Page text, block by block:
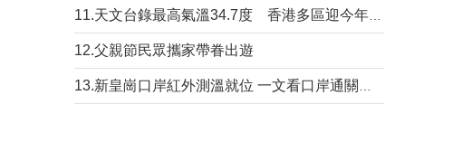
12.父親節民眾攜家帶眷出遊